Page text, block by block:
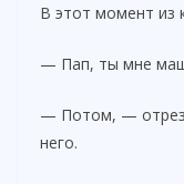
В этот момент из
— Пап, ты мне
— Потом, —
него.